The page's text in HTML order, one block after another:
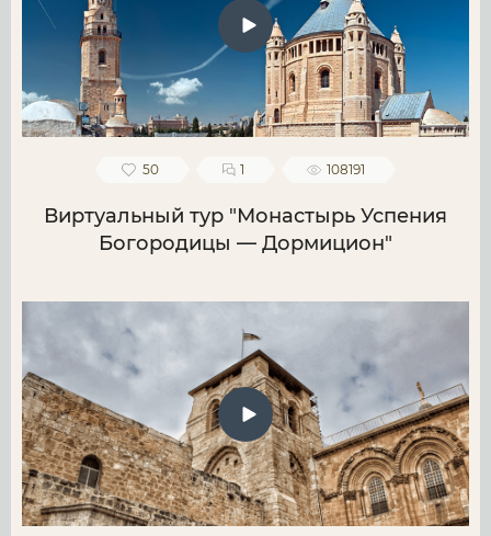
50 1 108191
Виртуальный тур "Монастырь Успения
Богородицы — Дормицион"